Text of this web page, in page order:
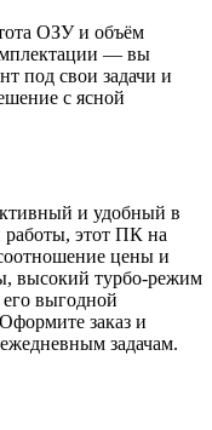
ОЗУ и объём
— вы
под свои задачи и
с ясной
и удобный в
этот ПК на
цены и
высокий турбо-режим
выгодной
заказ и
задачам.